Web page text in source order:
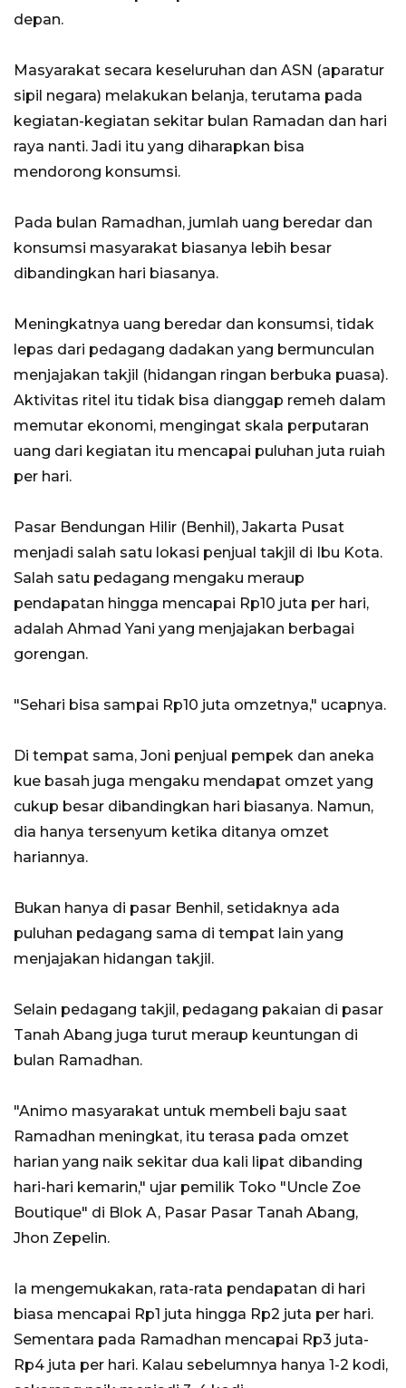
depan.
Masyarakat secara keseluruhan dan ASN (aparatur
sipil negara) melakukan belanja, terutama pada
kegiatan-kegiatan sekitar bulan Ramadan dan hari
raya nanti. Jadi itu yang diharapkan bisa
mendorong konsumsi.
Pada bulan Ramadhan, jumlah uang beredar dan
konsumsi masyarakat biasanya lebih besar
dibandingkan hari biasanya.
Meningkatnya uang beredar dan konsumsi, tidak
lepas dari pedagang dadakan yang bermunculan
menjajakan takjil (hidangan ringan berbuka puasa).
Aktivitas ritel itu tidak bisa dianggap remeh dalam
memutar ekonomi, mengingat skala perputaran
uang dari kegiatan itu mencapai puluhan juta ruiah
per hari.
Pasar Bendungan Hilir (Benhil), Jakarta Pusat
menjadi salah satu lokasi penjual takjil di Ibu Kota.
Salah satu pedagang mengaku meraup
pendapatan hingga mencapai Rp10 juta per hari,
adalah Ahmad Yani yang menjajakan berbagai
gorengan.
"Sehari bisa sampai Rp10 juta omzetnya," ucapnya.
Di tempat sama, Joni penjual pempek dan aneka
kue basah juga mengaku mendapat omzet yang
cukup besar dibandingkan hari biasanya. Namun,
dia hanya tersenyum ketika ditanya omzet
hariannya.
Bukan hanya di pasar Benhil, setidaknya ada
puluhan pedagang sama di tempat lain yang
menjajakan hidangan takjil.
Selain pedagang takjil, pedagang pakaian di pasar
Tanah Abang juga turut meraup keuntungan di
bulan Ramadhan.
"Animo masyarakat untuk membeli baju saat
Ramadhan meningkat, itu terasa pada omzet
harian yang naik sekitar dua kali lipat dibanding
hari-hari kemarin," ujar pemilik Toko "Uncle Zoe
Boutique" di Blok A, Pasar Pasar Tanah Abang,
Jhon Zepelin.
Ia mengemukakan, rata-rata pendapatan di hari
biasa mencapai Rp1 juta hingga Rp2 juta per hari.
Sementara pada Ramadhan mencapai Rp3 juta-
Rp4 juta per hari. Kalau sebelumnya hanya 1-2 kodi,